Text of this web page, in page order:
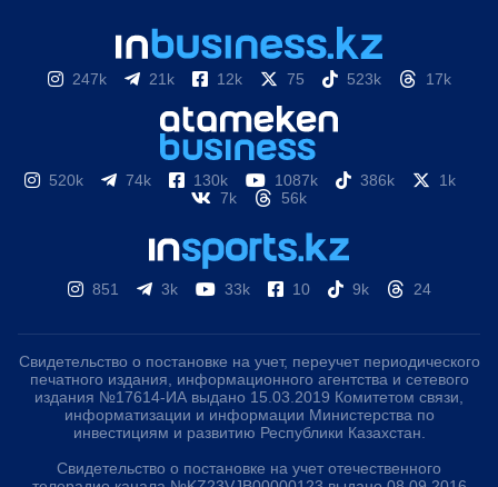
247k 21k 12k 75 523k 17k
520k 74k 130k 1087k 386k
1k
7k
56k
851 3k 33k 10 9k 24
Свидетельство о постановке на учет, переучет периодического
печатного издания, информационного агентства и сетевого
издания №17614-ИА выдано 15.03.2019 Комитетом связи,
информатизации и информации Министерства по
инвестициям и развитию Республики Казахстан.
Свидетельство о постановке на учет отечественного